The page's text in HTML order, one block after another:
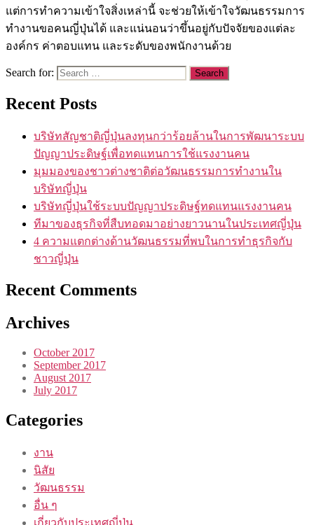
แต่การทำความเข้าใจสิ่งเหล่านี้ จะช่วยให้เข้าใจวัฒนธรรมการ
ทำงานขอคนญี่ปุ่นได้ และแน่นอนว่าขึ้นอยู่กับปัจจัยของแต่ละ
องค์กร ค่าตอบแทน และระดับของพนักงานด้วย
Search for:
Recent Posts
บริษัทสัญชาติญี่ปุ่นลงทุนกว่าร้อยล้านในการพัฒนาระบบ
ปัญญาประดิษฐ์เพื่อทดแทนการใช้แรงงานคน
มุมมองของชาวต่างชาติต่อวัฒนธรรมการทำงานใน
บริษัทญี่ปุ่น
บริษัทญี่ปุ่นใช้ระบบปัญญาประดิษฐ์ทดแทนแรงงานคน
ทีมาของธุรกิจที่สืบทอดมาอย่างยาวนานในประเทศญี่ปุ่น
4 ความแตกต่างด้านวัฒนธรรมที่พบในการทำธุรกิจกับ
ชาวญี่ปุ่น
Recent Comments
Archives
October 2017
September 2017
August 2017
July 2017
Categories
งาน
นิสัย
วัฒนธรรม
อื่น ๆ
เกี่ยวกับประเทศญี่ปุ่น